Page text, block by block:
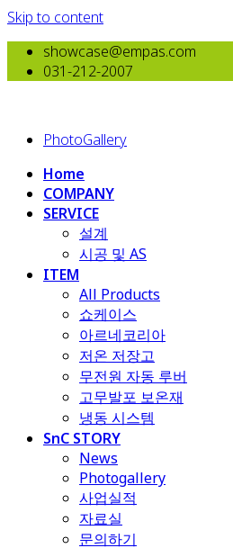
Skip to content
showcase@empas.com
031-212-2007
PhotoGallery
Home
COMPANY
SERVICE
설계
시공 및 AS
ITEM
All Products
​쇼케이스
아르네코리아
저온 저장고
무전원 자동 루버
고무발포 보온재
냉동 시스템
SnC STORY
News
Photogallery
사업실적
자료실
문의하기